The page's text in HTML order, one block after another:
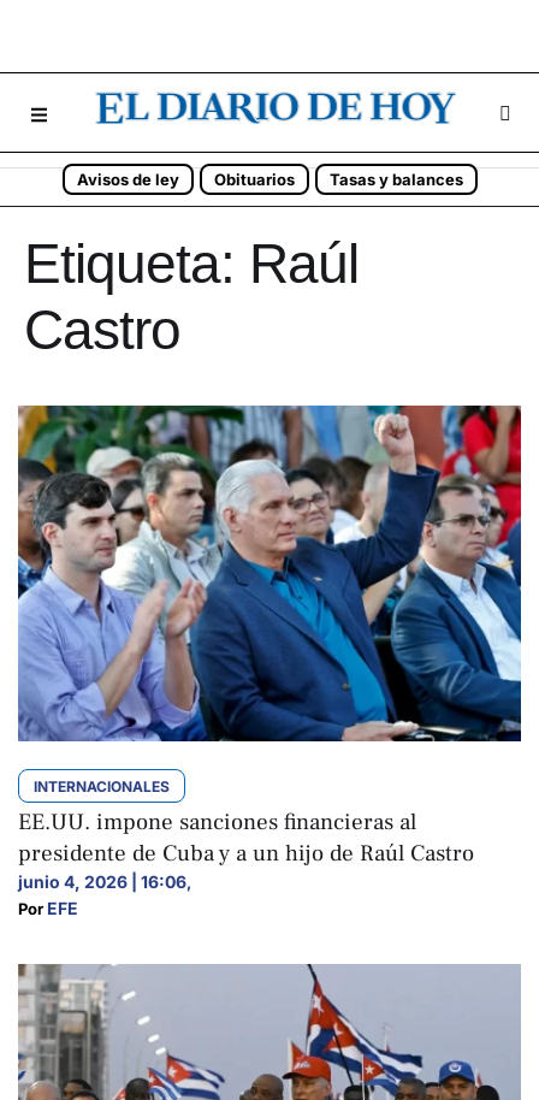
Avisos de ley Obituarios Tasas y balances
Etiqueta: Raúl
Castro
INTERNACIONALES
EE.UU. impone sanciones financieras al
presidente de Cuba y a un hijo de Raúl Castro
junio 4, 2026 | 16:06,
Por EFE